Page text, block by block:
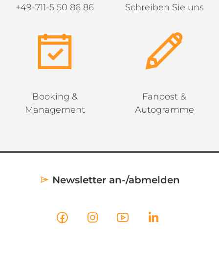
+49-711-5 50 86 86 Schreiben Sie uns
Booking &
Management
Fanpost &
Autogramme
Newsletter an-/abmelden